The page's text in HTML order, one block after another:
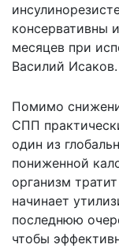
консервативны
месяцев при
Василий Исаков.
Помимо
СПП
один из
пониженной
организм
начинает
последнюю
чтобы